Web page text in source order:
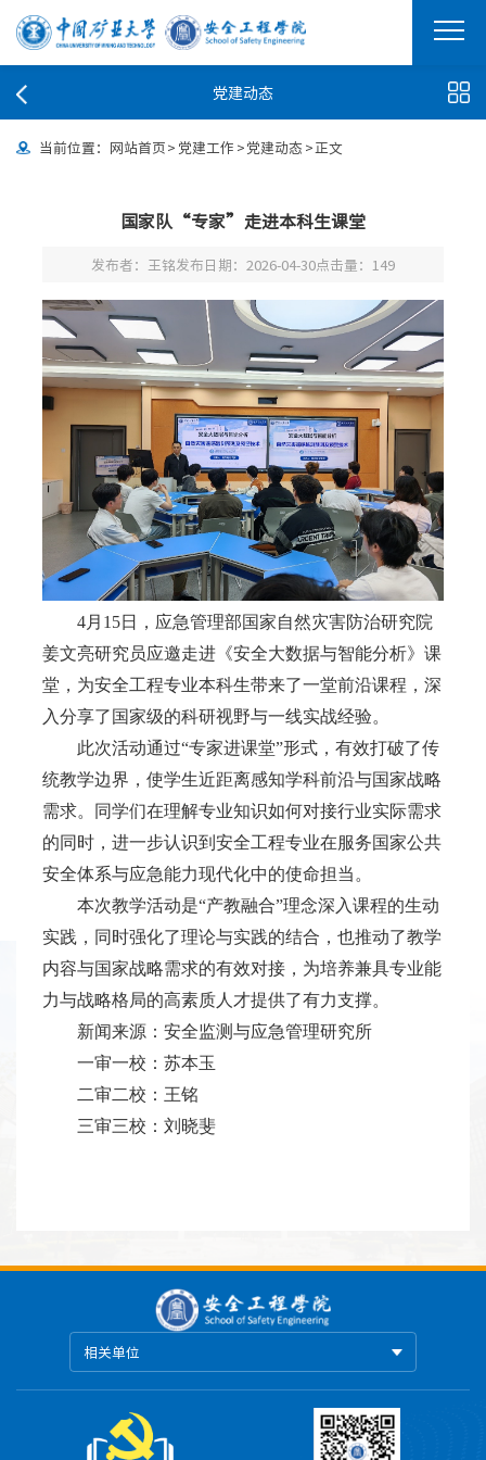
党建动态
当前位置： 网站首页> 党建工作 >党建动态 >正文
国家队“专家”走进本科生课堂
发布者：王铭发布日期：2026-04-30点击量： 149
4月 15日，应急管理部国家自然灾害防治研究院
姜文亮研究员应邀走进《安全大数据与智能分析》课
堂，为安全工程专业本科生带来了一堂前沿课程，深
入分享了国家级的科研视野与一线实战经验。
此次活动通过“专家进课堂”形式，有效打破了传
统教学边界，使学生近距离感知学科前沿与国家战略
需求。同学们在理解专业知识如何对接行业实际需求
的同时，进一步认识到安全工程专业在服务国家公共
安全体系与应急能力现代化中的使命担当。
本次教学活动是“产教融合”理念深入课程的生动
实践，同时强化了理论与实践的结合，也推动了教学
内容与国家战略需求的有效对接，为培养兼具专业能
力与战略格局的高素质人才提供了有力支撑。
新闻来源：安全监测与应急管理研究所
一审一校：苏本玉
二审二校：王铭
三审三校：刘晓斐
相关单位